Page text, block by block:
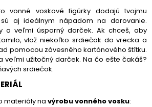
vonné voskové figúrky dodajú tvojmu
aj ideálnym nápadom na darovanie.
a veľmi úsporný darček. Ak chceš, aby
vlož niekoľko srdiečok do vrecka a
pomocou závesného kartónového štítku.
veľmi užitočný darček. Na čo ešte čakáš?
srdiečok.
materiály na výrobu vonného vosku: